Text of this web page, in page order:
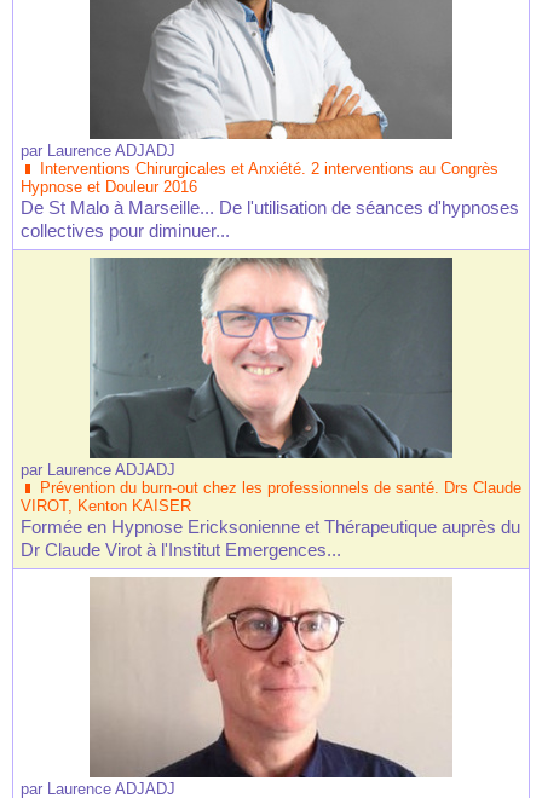
par Laurence ADJADJ
Interventions Chirurgicales et Anxiété. 2 interventions au Congrès
Hypnose et Douleur 2016
De St Malo à Marseille... De l'utilisation de séances d'hypnoses
collectives pour diminuer...
par Laurence ADJADJ
Prévention du burn-out chez les professionnels de santé. Drs Claude
VIROT, Kenton KAISER
Formée en Hypnose Ericksonienne et Thérapeutique auprès du
Dr Claude Virot à l'Institut Emergences...
par Laurence ADJADJ